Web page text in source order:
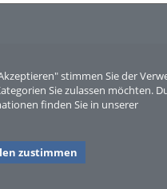
stimmen Sie der
Sie zulassen möchten.
finden Sie in unserer
zustimmen